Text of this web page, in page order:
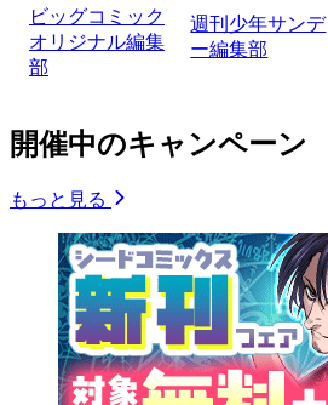
ビッグコミック
オリジナル編集
部
週刊少年サンデ
ー編集部
開催中のキャンペーン
もっと見る